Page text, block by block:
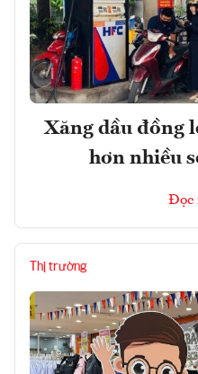
Xăng dầu đồng
hơn nhiều
Đọc
Thị trường